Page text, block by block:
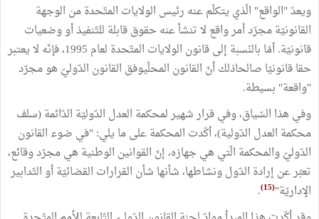
ويعدّ "الواقع" الّذي يتكلّم عنه رئيس الولايات المتّحدة من الوجهة
القانونيّة مجرّد أمر واقع لا تنشأ عنه حقوق قابلة للتّنفيذ أو وضعيات
قانونيّة. أمّا بالنّسبة إلى قانون الولايات المتّحدة لعام 1995، فإنّه لا يعتبر
حقا قانونيّا صالحاذلك أنّ القانون المحلّيوفق القانون الدّوليّ هو مجرّد
"واقعة" بسيطة.
وفي هذا السّياق، وفي قرار شهير لمحكمة العدل الدّوليّة الدّائمة (سلف
محكمة العدل الدّولية)، أكّدت المحكمة على ما يلي: "في ضوء القانون
الدّوليّ والمحكمة الّتي هي جهازه، إنّ القوانين الوطنية هي مجرّد وقائع،
تعبّر عن إرادة الدّول ونشاطها، شأنها شأن القرارات القضائيّة أو التّدابير
الإداريّة"(15)
.